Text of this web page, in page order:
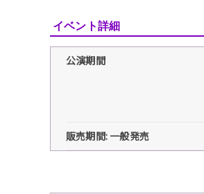
イベント詳細
公演期間
販売期間: 一般発売